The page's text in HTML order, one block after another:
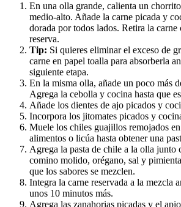
En una olla grande, calienta un
medio-alto. Añade la carne picada y
dorada por todos lados. Retira la carne
reserva.
Tip: Si quieres eliminar el exceso de
carne en papel toalla para absorberla
siguiente etapa.
En la misma olla, añade un poco más
Agrega la cebolla y cocina hasta que
Añade los dientes de ajo picados y
Incorpora los jitomates picados y
Muele los chiles guajillos remojados
alimentos o licúa hasta obtener una
Agrega la pasta de chile a la olla junto
comino molido, orégano, sal y
que los sabores se mezclen.
Integra la carne reservada a la mezcla
unos 10 minutos más.
Agrega las zanahorias picadas y el